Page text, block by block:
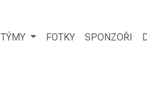
TÝMY FOTKY SPONZOŘI